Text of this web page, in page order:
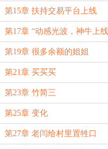
第15章 扶持交易平台上线
第17章 “动感光波，神牛上
第19章 很多余额的姐姐
第21章 买买买
第23章 竹简三
第25章 变化
第27章 老闫给村里置牲口